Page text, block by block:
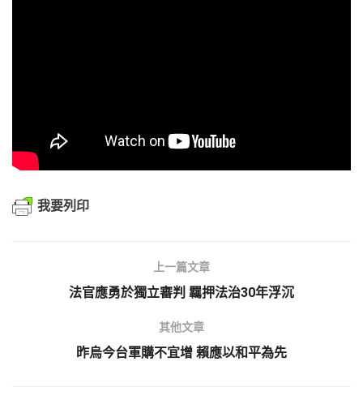
我要列印
上一篇文章
法官應勇於獨立審判 羈押法治30年浮沉
其他文章
昨烏今台軍購不宜增 賴應以和平為先